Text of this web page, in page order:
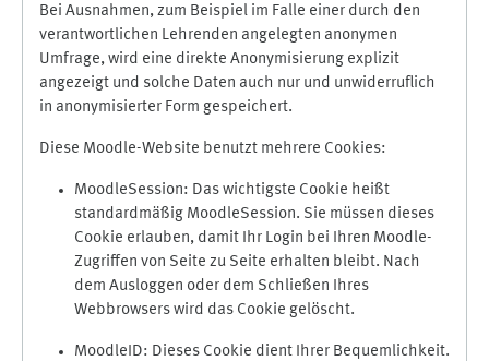
Bei Ausnahmen, zum Beispiel im Falle einer durch den
verantwortlichen Lehrenden angelegten anonymen
Umfrage, wird eine direkte Anonymisierung explizit
angezeigt und solche Daten auch nur und unwiderruflich
in anonymisierter Form gespeichert.
Diese Moodle-Website benutzt mehrere Cookies:
MoodleSession: Das wichtigste Cookie heißt
standardmäßig MoodleSession. Sie müssen dieses
Cookie erlauben, damit Ihr Login bei Ihren Moodle-
Zugriffen von Seite zu Seite erhalten bleibt. Nach
dem Ausloggen oder dem Schließen Ihres
Webbrowsers wird das Cookie gelöscht.
MoodleID: Dieses Cookie dient Ihrer Bequemlichkeit.